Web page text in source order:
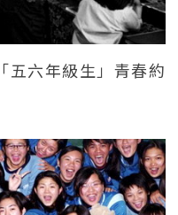
五六年級生」青春約